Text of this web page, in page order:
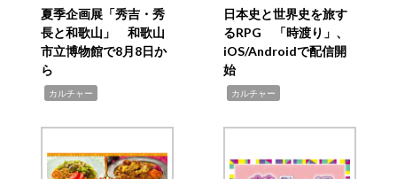
夏季企画展「秀吉・秀
長と和歌山」 和歌山
市立博物館で8月8日か
ら
カルチャー
日本史と世界史を旅す
るRPG 「時渡り」、
iOS/Androidで配信開
始
カルチャー